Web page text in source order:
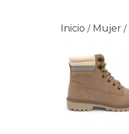
Inicio / Mujer /